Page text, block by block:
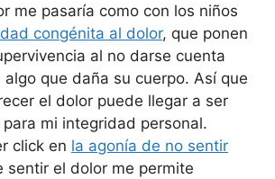
me pasaría como con los niños
congénita al dolor, que ponen
al no darse cuenta
algo que daña su cuerpo. Así que
el dolor puede llegar a ser
mi integridad personal.
click en la agonía de no sentir
sentir el dolor me permite